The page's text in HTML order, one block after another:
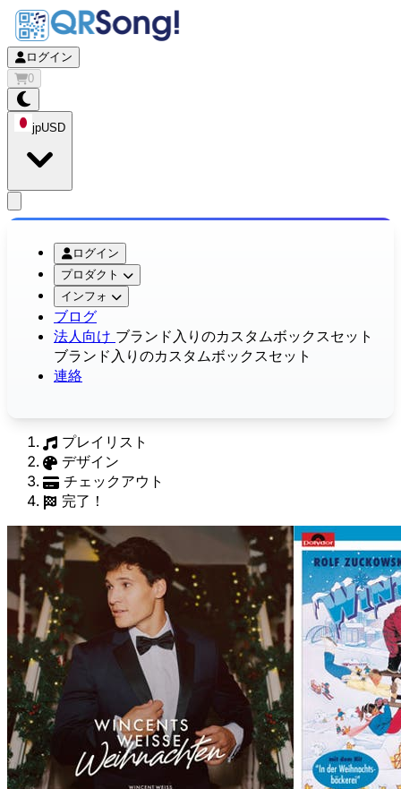
ログイン
0
jpUSD
ログイン
プロダクト
インフォ
ブログ
法人向け ブランド入りのカスタムボックスセット
ブランド入りのカスタムボックスセット
連絡
プレイリスト
デザイン
チェックアウト
完了！